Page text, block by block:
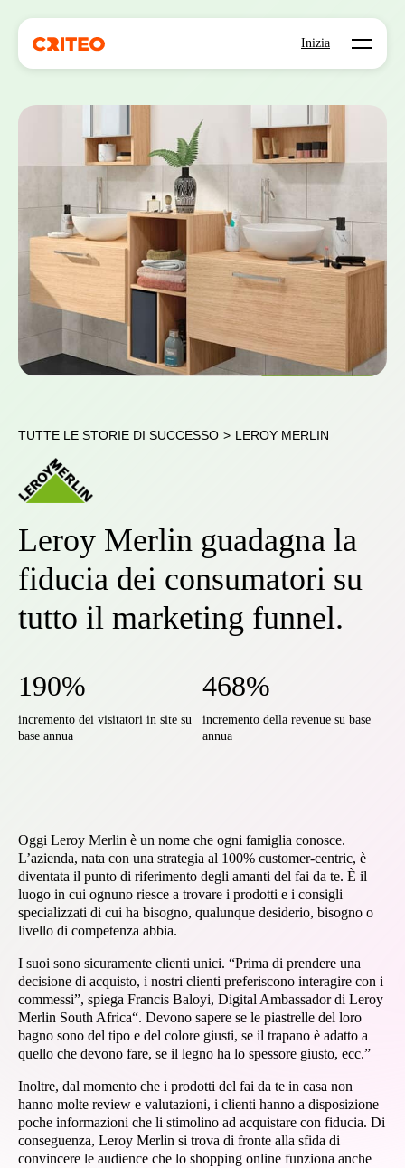
Inizia Open
TUTTE LE STORIE DI SUCCESSO > LEROY MERLIN
Leroy Merlin guadagna la
fiducia dei consumatori su
tutto il marketing funnel.
190%
incremento dei visitatori in site su
base annua
468%
incremento della revenue su base
annua
Oggi Leroy Merlin è un nome che ogni famiglia conosce.
L’azienda, nata con una strategia al 100% customer-centric, è
diventata il punto di riferimento degli amanti del fai da te. È il
luogo in cui ognuno riesce a trovare i prodotti e i consigli
specializzati di cui ha bisogno, qualunque desiderio, bisogno o
livello di competenza abbia.
I suoi sono sicuramente clienti unici. “Prima di prendere una
decisione di acquisto, i nostri clienti preferiscono interagire con i
commessi”, spiega Francis Baloyi, Digital Ambassador di Leroy
Merlin South Africa“. Devono sapere se le piastrelle del loro
bagno sono del tipo e del colore giusti, se il trapano è adatto a
quello che devono fare, se il legno ha lo spessore giusto, ecc.”
Inoltre, dal momento che i prodotti del fai da te in casa non
hanno molte review e valutazioni, i clienti hanno a disposizione
poche informazioni che li stimolino ad acquistare con fiducia. Di
conseguenza, Leroy Merlin si trova di fronte alla sfida di
convincere le audience che lo shopping online funziona anche